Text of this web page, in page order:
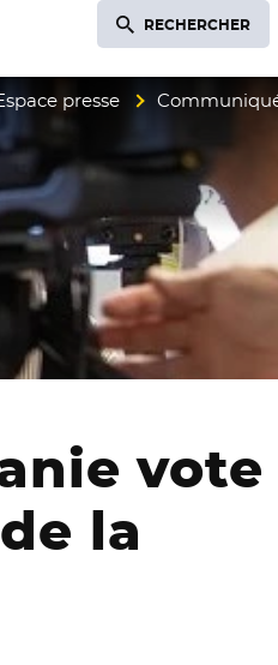
RECHERCHER
presse
vote
la